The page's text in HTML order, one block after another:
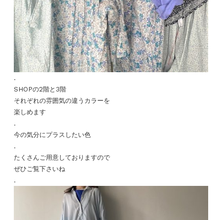
.
SHOPの2階と3階
それぞれの雰囲気の違うカラーを
楽しめます
.
今の気分にプラスしたい色
.
たくさんご用意しておりますので
ぜひご覧下さいね
.